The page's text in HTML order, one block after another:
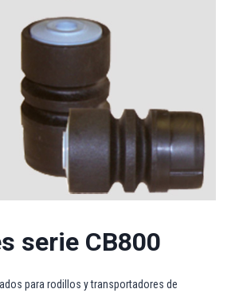
serie CB800
para rodillos y transportadores de